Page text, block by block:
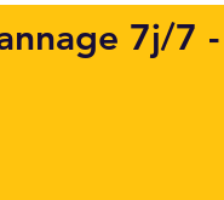
7j/7